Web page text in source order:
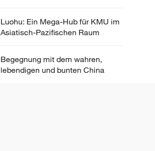
Luohu: Ein Mega-Hub für KMU im
Asiatisch-Pazifischen Raum
Begegnung mit dem wahren,
lebendigen und bunten China